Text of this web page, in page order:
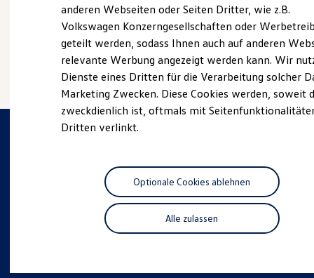
Kaufoptionen
E-Auto-Förderung
Software und Konnektivität
Die ID. Software 6
ID. Software Versionen und Updates
Digitale Extras
Schnittstellen zu Ihrem ID.
Hybridautos
Marke und Erlebnis
Volkswagen R und R Experience
Driving Experience
Volkswagen entdecken
Werkbesichtigung
Factory visit
Lifestyle Shop
T-Roc Kollektion
Serviceanfrage stellen
anderen Webseiten oder Seiten Dritter, wie z.B.
Volkswagen Konzerngesellschaften oder
geteilt werden, sodass Ihnen auch auf anderen
relevante Werbung angezeigt werden kann. Wir
Dienste eines Dritten für die Verarbeitung solcher
Marketing Zwecken. Diese Cookies werden, soweit
zweckdienlich ist, oftmals mit
Dritten verlinkt.
Alle zulassen
Optionale Cookies ablehnen